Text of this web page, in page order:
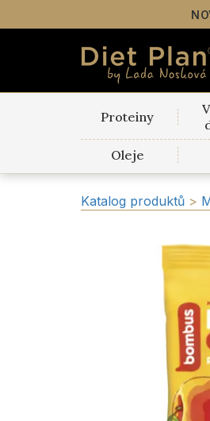
Proteiny
Oleje
Katalog produktů >